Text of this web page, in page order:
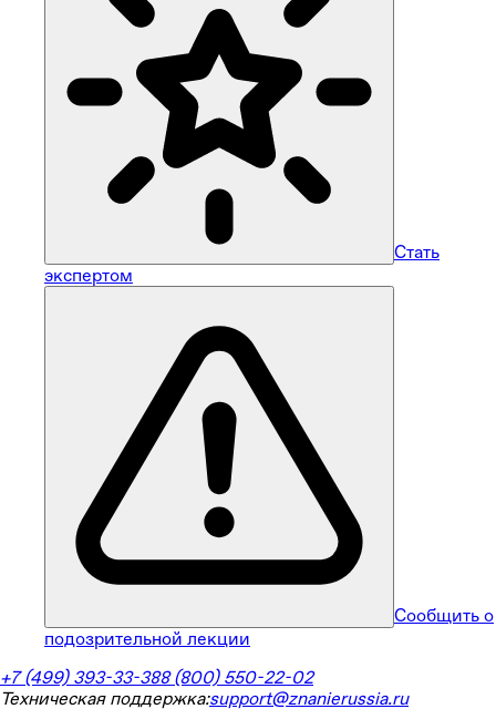
Стать
экспертом
Сообщить о
подозрительной лекции
+7 (499) 393-33-388 (800) 550-22-02
Техническая поддержка:support@znanierussia.ru